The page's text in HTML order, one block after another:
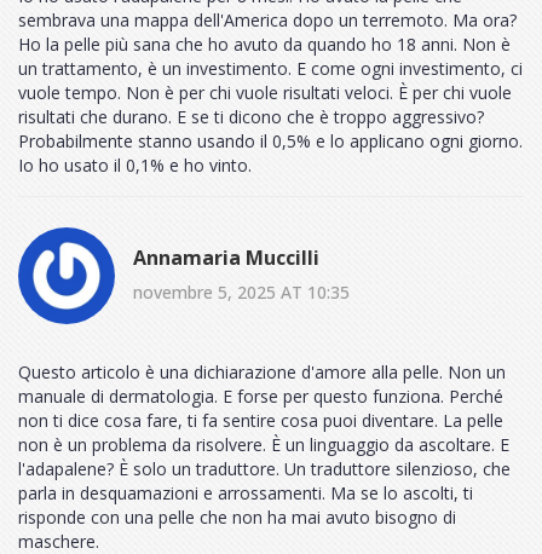
sembrava una mappa dell'America dopo un terremoto. Ma ora?
Ho la pelle più sana che ho avuto da quando ho 18 anni. Non è
un trattamento, è un investimento. E come ogni investimento, ci
vuole tempo. Non è per chi vuole risultati veloci. È per chi vuole
risultati che durano. E se ti dicono che è troppo aggressivo?
Probabilmente stanno usando il 0,5% e lo applicano ogni giorno.
Io ho usato il 0,1% e ho vinto.
Annamaria Muccilli
novembre 5, 2025 AT 10:35
Questo articolo è una dichiarazione d'amore alla pelle. Non un
manuale di dermatologia. E forse per questo funziona. Perché
non ti dice cosa fare, ti fa sentire cosa puoi diventare. La pelle
non è un problema da risolvere. È un linguaggio da ascoltare. E
l'adapalene? È solo un traduttore. Un traduttore silenzioso, che
parla in desquamazioni e arrossamenti. Ma se lo ascolti, ti
risponde con una pelle che non ha mai avuto bisogno di
maschere.